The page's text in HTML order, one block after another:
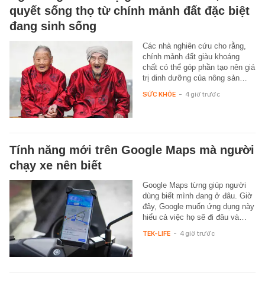
quyết sống thọ từ chính mảnh đất đặc biệt
đang sinh sống
Các nhà nghiên cứu cho rằng,
chính mảnh đất giàu khoáng
chất có thể góp phần tạo nên giá
trị dinh dưỡng của nông sản…
SỨC KHỎE - 4 giờ trước
Tính năng mới trên Google Maps mà người
chạy xe nên biết
Google Maps từng giúp người
dùng biết mình đang ở đâu. Giờ
đây, Google muốn ứng dụng này
hiểu cả việc họ sẽ đi đâu và…
TEK-LIFE - 4 giờ trước